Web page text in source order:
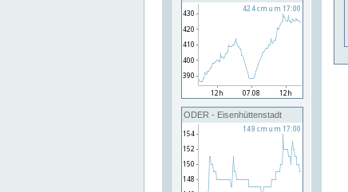
ODER - Eisenhüttenstadt